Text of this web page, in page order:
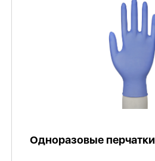
Одноразовые перчатки